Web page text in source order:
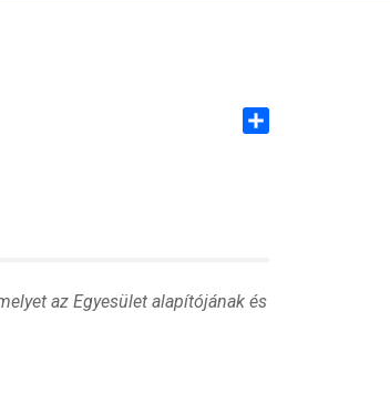
az Egyesület alapítójának és